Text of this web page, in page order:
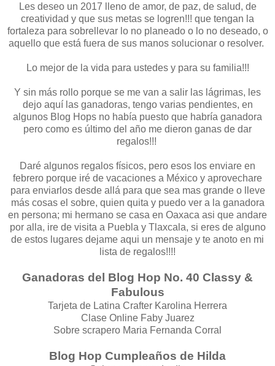
Les deseo un 2017 lleno de amor, de paz, de salud, de
creatividad y que sus metas se logren!!! que tengan la
fortaleza para sobrellevar lo no planeado o lo no deseado, o
aquello que está fuera de sus manos solucionar o resolver.
Lo mejor de la vida para ustedes y para su familia!!!
Y sin más rollo porque se me van a salir las lágrimas, les
dejo aquí las ganadoras, tengo varias pendientes, en
algunos Blog Hops no había puesto que habría ganadora
pero como es último del año me dieron ganas de dar
regalos!!!
Daré algunos regalos físicos, pero esos los enviare en
febrero porque iré de vacaciones a México y aprovechare
para enviarlos desde allá para que sea mas grande o lleve
más cosas el sobre, quien quita y puedo ver a la ganadora
en persona; mi hermano se casa en Oaxaca asi que andare
por alla, ire de visita a Puebla y Tlaxcala, si eres de alguno
de estos lugares dejame aqui un mensaje y te anoto en mi
lista de regalos!!!!
Ganadoras del Blog Hop No. 40 Classy &
Fabulous
Tarjeta de Latina Crafter Karolina Herrera
Clase Online Faby Juarez
Sobre scrapero Maria Fernanda Corral
Blog Hop Cumpleaños de Hilda